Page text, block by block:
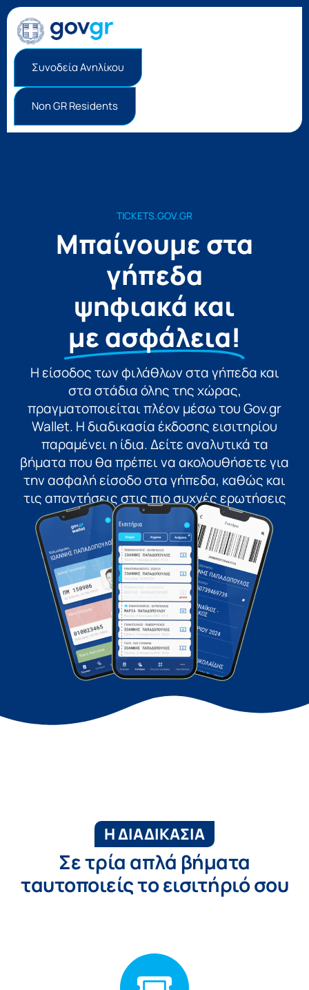
Συνοδεία Ανηλίκου
Non GR Residents
TICKETS.GOV.GR
Μπαίνουμε στα
γήπεδα
ψηφιακά και
με ασφάλεια!
Η είσοδος των φιλάθλων στα γήπεδα και
στα στάδια όλης της χώρας,
πραγματοποιείται πλέον μέσω του Gov.gr
Wallet. Η διαδικασία έκδοσης εισιτηρίου
παραμένει η ίδια. Δείτε αναλυτικά τα
βήματα που θα πρέπει να ακολουθήσετε για
την ασφαλή είσοδο στα γήπεδα, καθώς και
τις απαντήσεις στις πιο συχνές ερωτήσεις
Η ΔΙΑΔΙΚΑΣΙΑ
Σε τρία απλά βήματα
ταυτοποιείς το εισιτήριό σου